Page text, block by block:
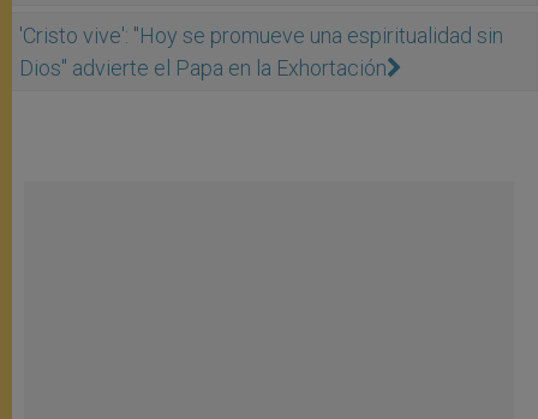
'Cristo vive': "Hoy se promueve una espiritualidad sin
Dios" advierte el Papa en la Exhortación